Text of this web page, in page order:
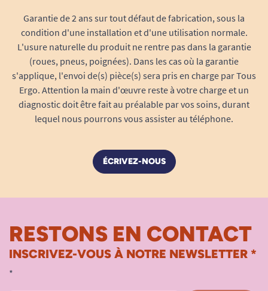
Garantie de 2 ans sur tout défaut de fabrication, sous la
condition d'une installation et d'une utilisation normale.
L'usure naturelle du produit ne rentre pas dans la garantie
(roues, pneus, poignées). Dans les cas où la garantie
s'applique, l'envoi de(s) pièce(s) sera pris en charge par Tous
Ergo. Attention la main d'œuvre reste à votre charge et un
diagnostic doit être fait au préalable par vos soins, durant
lequel nous pourrons vous assister au téléphone.
ÉCRIVEZ-NOUS
RESTONS EN CONTACT
INSCRIVEZ-VOUS À NOTRE NEWSLETTER *
*